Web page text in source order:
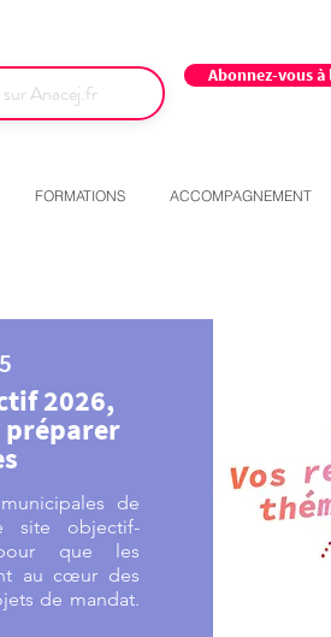
Abonnez-vous
FORMATIONS ACCOMPAGNEMENT
2026,
préparer
de
site objectif-
pour que les
au cœur des
de mandat.